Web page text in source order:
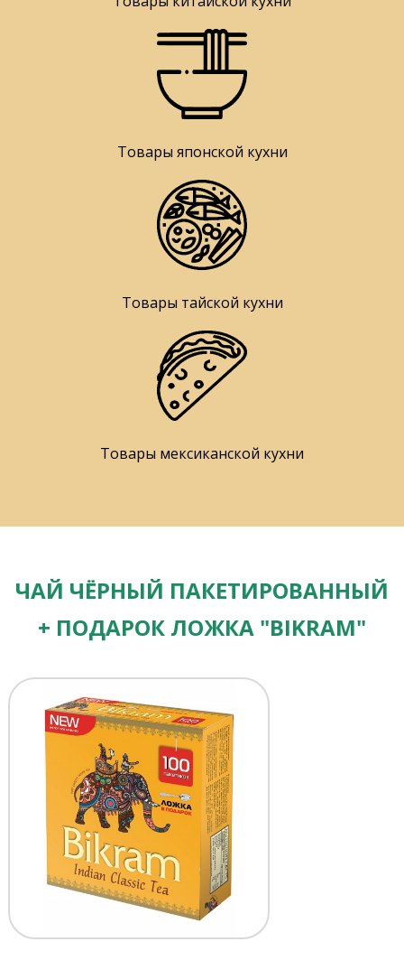
Товары японской кухни
Товары тайской кухни
Товары мексиканской кухни
ЧАЙ ЧЁРНЫЙ ПАКЕТИРОВАННЫЙ
+ ПОДАРОК ЛОЖКА "BIKRAM"